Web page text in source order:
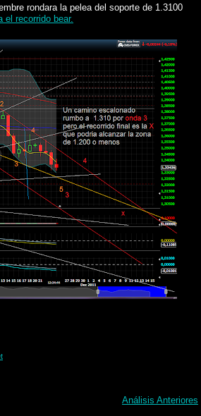
rondara la pelea del soporte de 1.3100
el recorrido bear.
Análisis Anteriores